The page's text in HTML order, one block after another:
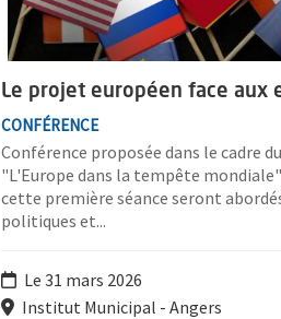
Le projet européen face aux
CONFÉRENCE
Conférence proposée dans le cadre
"L'Europe dans la tempête
cette première séance seront
politiques et...
Le 31 mars 2026
Institut Municipal - Angers